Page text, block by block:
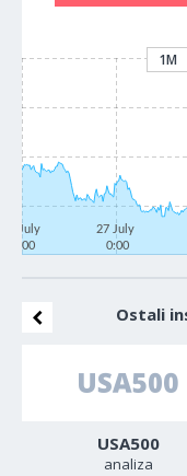
1M
22 July
0:00
27 July
0:00
Ostali
USA500
analiza